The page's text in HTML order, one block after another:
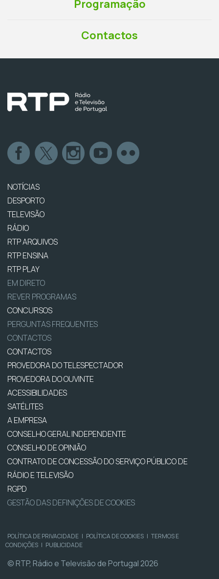
Programação
Contactos
NOTÍCIAS
DESPORTO
TELEVISÃO
RÁDIO
RTP ARQUIVOS
RTP ENSINA
RTP PLAY
EM DIRETO
REVER PROGRAMAS
CONCURSOS
PERGUNTAS FREQUENTES
CONTACTOS
CONTACTOS
PROVEDORA DO TELESPECTADOR
PROVEDORA DO OUVINTE
ACESSIBILIDADES
SATÉLITES
A EMPRESA
CONSELHO GERAL INDEPENDENTE
CONSELHO DE OPINIÃO
CONTRATO DE CONCESSÃO DO SERVIÇO PÚBLICO DE
RÁDIO E TELEVISÃO
RGPD
GESTÃO DAS DEFINIÇÕES DE COOKIES
POLÍTICA DE PRIVACIDADE | POLÍTICA DE COOKIES | TERMOS E
CONDIÇÕES | PUBLICIDADE
© RTP, Rádio e Televisão de Portugal 2026